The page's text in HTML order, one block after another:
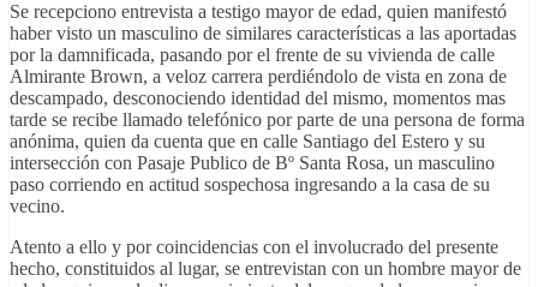
Se recepciono entrevista a testigo mayor de edad, quien manifestó
haber visto un masculino de similares características a las aportadas
por la damnificada, pasando por el frente de su vivienda de calle
Almirante Brown, a veloz carrera perdiéndolo de vista en zona de
descampado, desconociendo identidad del mismo, momentos mas
tarde se recibe llamado telefónico por parte de una persona de forma
anónima, quien da cuenta que en calle Santiago del Estero y su
intersección con Pasaje Publico de Bº Santa Rosa, un masculino
paso corriendo en actitud sospechosa ingresando a la casa de su
vecino.
Atento a ello y por coincidencias con el involucrado del presente
hecho, constituidos al lugar, se entrevistan con un hombre mayor de